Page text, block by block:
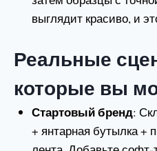
выглядит красиво, и
Реальные
которые вы
Стартовый бренд:
+ янтарная бутылка +